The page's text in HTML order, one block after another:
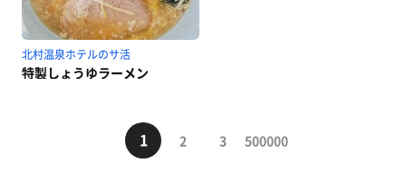
北村温泉ホテルのサ活
特製しょうゆラーメン
1 2 3 500000